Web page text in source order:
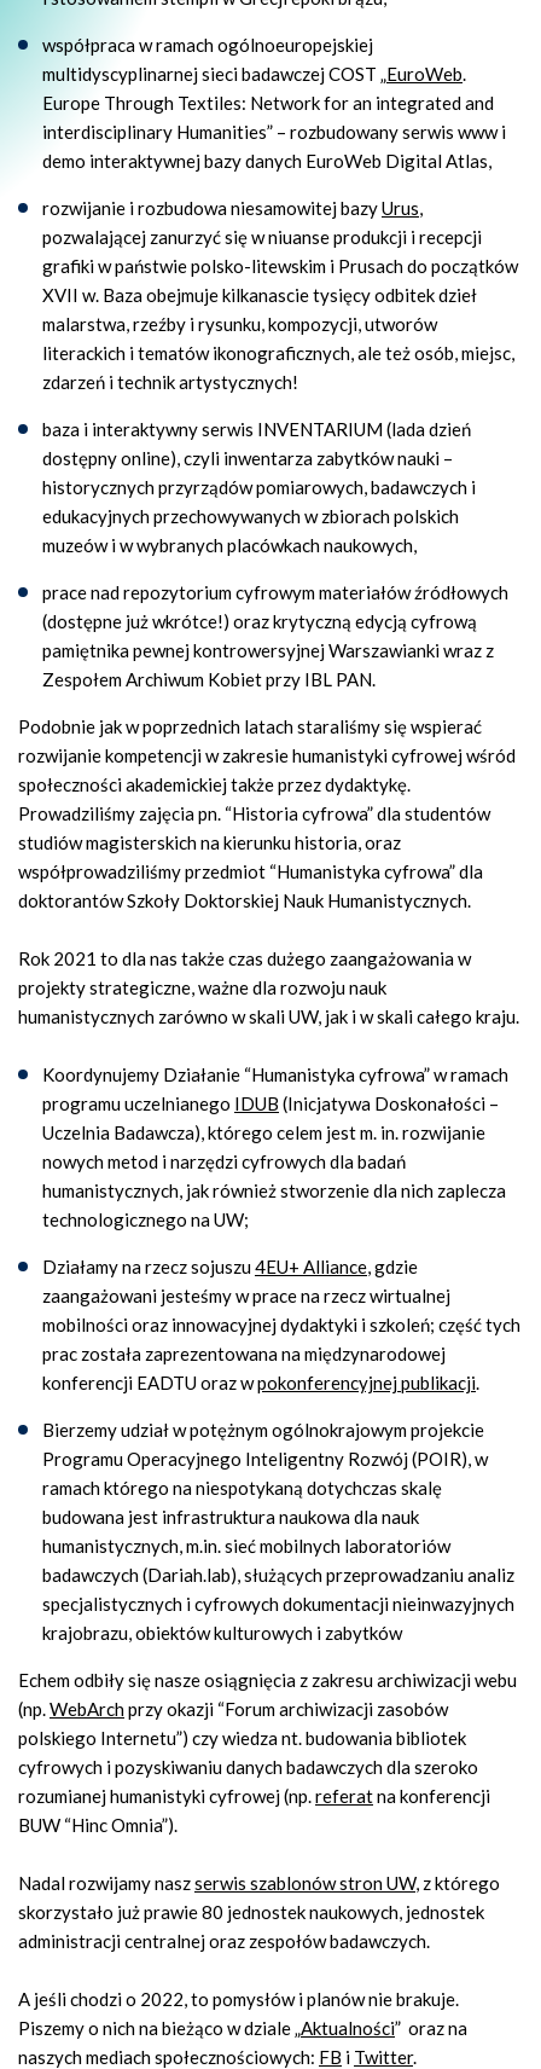
współpraca w ramach ogólnoeuropejskiej
multidyscyplinarnej sieci badawczej COST „EuroWeb.
Europe Through Textiles: Network for an integrated and
interdisciplinary Humanities” – rozbudowany serwis www i
demo interaktywnej bazy danych EuroWeb Digital Atlas,
rozwijanie i rozbudowa niesamowitej bazyUrus,
pozwalającej zanurzyć się w niuanse produkcji i recepcji
grafiki w państwie polsko-litewskim i Prusach do początków
XVII w. Baza obejmuje kilkanascie tysięcy odbitek dzieł
malarstwa, rzeźby i rysunku, kompozycji, utworów
literackich i tematów ikonograficznych, ale też osób, miejsc,
zdarzeń i technik artystycznych!
baza i interaktywny serwis INVENTARIUM (lada dzień
dostępny online), czyli inwentarza zabytków nauki –
historycznych przyrządów pomiarowych, badawczych i
edukacyjnych przechowywanych w zbiorach polskich
muzeów i w wybranych placówkach naukowych,
prace nad repozytorium cyfrowym materiałów źródłowych
(dostępne już wkrótce!) oraz krytyczną edycją cyfrową
pamiętnika pewnej kontrowersyjnej Warszawianki wraz z
Zespołem Archiwum Kobiet przy IBL PAN.
Podobnie jak w poprzednich latach staraliśmy się wspierać
rozwijanie kompetencji w zakresie humanistyki cyfrowej wśród
społeczności akademickiej także przez dydaktykę.
Prowadziliśmy zajęcia pn. “Historia cyfrowa” dla studentów
studiów magisterskich na kierunku historia, oraz
współprowadziliśmy przedmiot “Humanistyka cyfrowa” dla
doktorantów Szkoły Doktorskiej Nauk Humanistycznych.
Rok 2021 to dla nas także czas dużego zaangażowania w
projekty strategiczne, ważne dla rozwoju nauk
humanistycznych zarówno w skali UW, jak i w skali całego kraju.
Koordynujemy Działanie “Humanistyka cyfrowa” w ramach
programu uczelnianego IDUB (Inicjatywa Doskonałości –
Uczelnia Badawcza), którego celem jestm. in. rozwijanie
nowych metod i narzędzi cyfrowych dla badań
humanistycznych, jak również stworzenie dla nich zaplecza
technologicznego na UW;
Działamy na rzecz sojuszu4EU+ Alliance, gdzie
zaangażowani jesteśmy w prace na rzecz wirtualnej
mobilności oraz innowacyjnej dydaktyki i szkoleń; część tych
prac została zaprezentowana na międzynarodowej
konferencji EADTU oraz wpokonferencyjnej publikacji.
Bierzemy udział w potężnym ogólnokrajowym projekcie
Programu Operacyjnego Inteligentny Rozwój (POIR), w
ramach którego na niespotykaną dotychczas skalę
budowana jest infrastruktura naukowa dla nauk
humanistycznych, m.in. sieć mobilnych laboratoriów
badawczych (Dariah.lab), służących przeprowadzaniu analiz
specjalistycznych i cyfrowych dokumentacji nieinwazyjnych
krajobrazu, obiektów kulturowych i zabytków
Echem odbiły się nasze osiągnięcia z zakresu archiwizacji webu
(np.WebArchprzy okazji “Forum archiwizacji zasobów
polskiego Internetu”) czy wiedza nt. budowania bibliotek
cyfrowych i pozyskiwaniu danych badawczych dla szeroko
rozumianej humanistyki cyfrowej (np.referatna konferencji
BUW “Hinc Omnia”).
Nadal rozwijamy naszserwis szablonów stron UW, z którego
skorzystało już prawie 80 jednostek naukowych, jednostek
administracji centralnej oraz zespołów badawczych.
A jeśli chodzi o 2022, to pomysłów i planów nie brakuje.
Piszemy o nich na bieżąco w dziale „Aktualności” oraz na
naszych mediach społecznościowych: FB i Twitter.